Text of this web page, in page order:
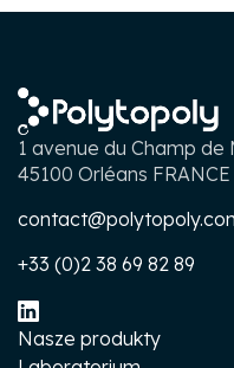
1 avenue du Champ de
45100 Orléans FRANCE
+33 (0)2 38 69 82 89
Nasze produkty